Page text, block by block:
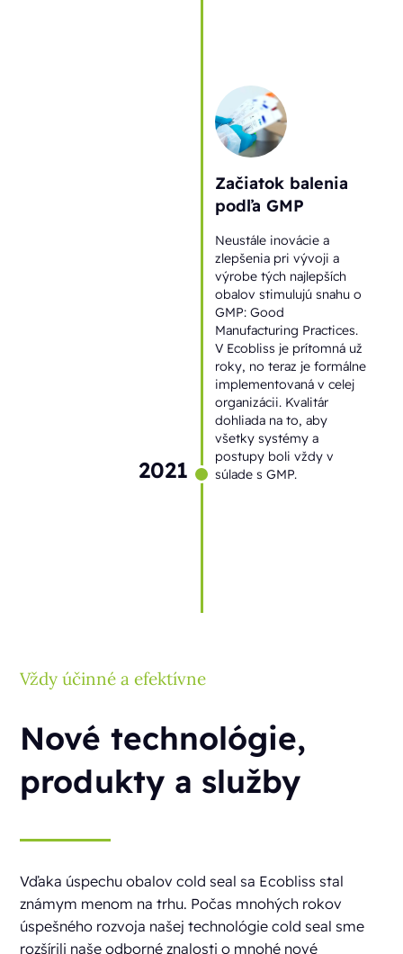
2021
Začiatok balenia
podľa GMP
Neustále inovácie a
zlepšenia pri vývoji a
výrobe tých najlepších
obalov stimulujú snahu o
GMP: Good
Manufacturing Practices.
V Ecobliss je prítomná už
roky, no teraz je formálne
implementovaná v celej
organizácii. Kvalitár
dohliada na to, aby
všetky systémy a
postupy boli vždy v
súlade s GMP.
Vždy účinné a efektívne
Nové technológie,
produkty a služby
Vďaka úspechu obalov cold seal sa Ecobliss stal
známym menom na trhu. Počas mnohých rokov
úspešného rozvoja našej technológie cold seal sme
rozšírili naše odborné znalosti o mnohé nové